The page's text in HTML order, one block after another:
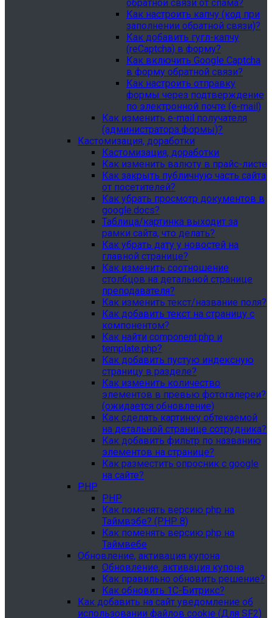
обратной связи от спама?
Как настроить капчу (код при
заполнении обратной связи)?
Как добавить гугл-капчу
(reCaptcha) в форму?
Как включить Google Captcha
в форму обратной связи?
Как настроить отправку
формы через подтверждение
по электронной почте (e-mail)
Как изменить e-mail получателя
(администратора формы)?
Кастомизация, доработки
Кастомизация, доработки
Как изменить валюту в прайс-листе
Как закрыть публичную часть сайта
от посетителей?
Как убрать просмотр документов в
google.docs?
Таблица/картинка выходит за
рамки сайта, что делать?
Как убрать дату у новостей на
главной странице?
Как изменить соотношение
столбцов на детальной странице
преподавателя?
Как изменить текст/название поля?
Как добавить текст на страницу с
компонентом?
Как найти component.php и
template.php?
Как добавить пустую индексную
страницу в разделе?
Как изменить количество
элементов в превью фотогалереи?
(ожидается обновление)
Как сделать картинку обтекаемой
на детальной странице сотрудника?
Как добавить фильтр по названию
элементов на странице?
Как разместить опросник с google
на сайте?
PHP
PHP
Как поменять версию php на
Таймвэбе? (PHP 8)
Как поменять версию php на
Таймвебе
Обновление, активация купона
Обновление, активация купона
Как правильно обновить решение?
Как обновить 1С-Битрикс?
Как добавить на сайт уведомление об
использовании файлов cookie (Для SF2)